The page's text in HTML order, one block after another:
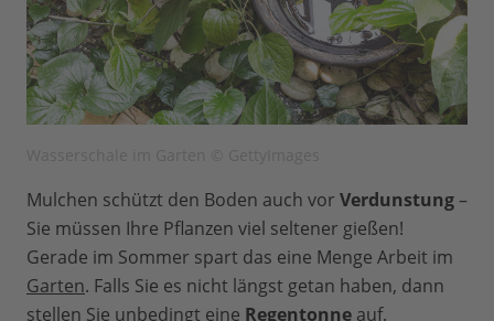
Mulchen schützt den Boden auch vor Verdunstung–
Sie müssen Ihre Pflanzen viel seltener gießen!
Gerade im Sommer spart das eine Menge Arbeit im
Garten. Falls Sie es nicht längst getan haben, dann
stellen Sie unbedingt eine Regentonne auf.